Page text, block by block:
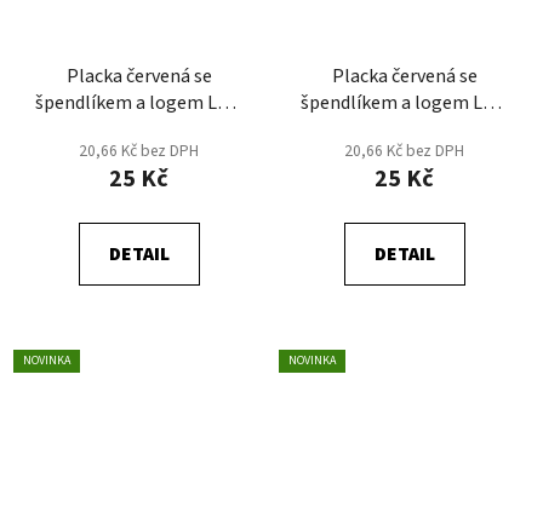
Placka červená se
špendlíkem a logem LHK
SOUČÁSTÍ
20,66 Kč bez DPH
25 Kč
DETAIL
Placka červená se
špendlíkem a logem LHK
SOUČÁSTÍ
20,66 Kč bez DPH
25 Kč
DETAIL
NOVINKA NOVINKA